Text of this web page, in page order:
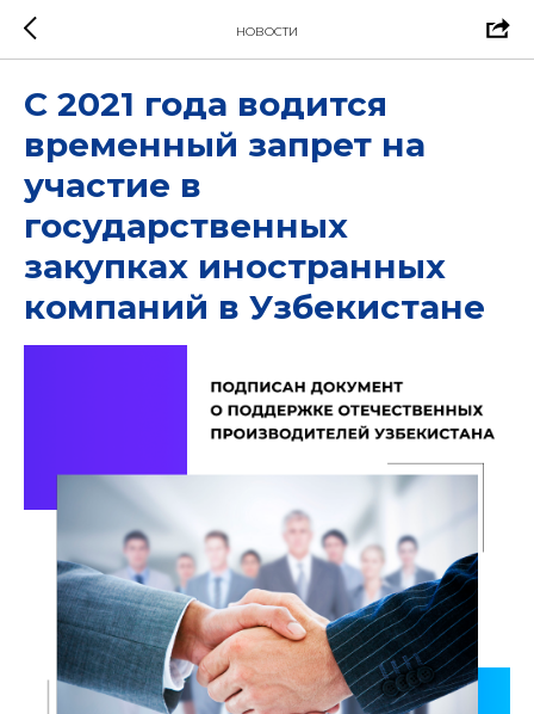
НОВОСТИ
C 2021 года водится
временный запрет на
участие в
государственных
закупках иностранных
компаний в Узбекистане